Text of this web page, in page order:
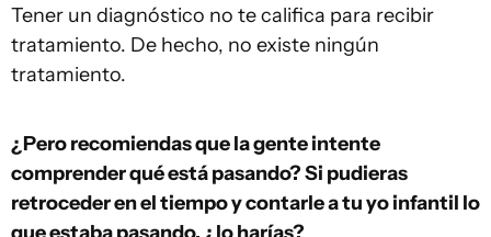
Tener un diagnóstico no te califica para recibir
tratamiento. De hecho, no existe ningún
tratamiento.
¿Pero recomiendas que la gente intente
comprender qué está pasando? Si pudieras
retroceder en el tiempo y contarle a tu yo infantil lo